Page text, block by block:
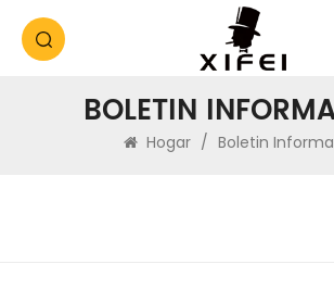
BOLETIN
Hogar / Boletin